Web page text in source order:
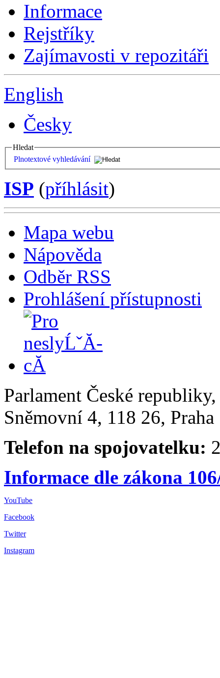
Informace
Rejstříky
Zajímavosti v repozitáři
English
Česky
Hledat
Plnotextové vyhledávání
ISP (příhlásit)
Mapa webu
Nápověda
Odběr RSS
Prohlášení přístupnosti
Parlament České
Sněmovní 4, 118 26,
Telefon na spojovatelku:
Informace dle zákona
YouTube
Facebook
Twitter
Instagram